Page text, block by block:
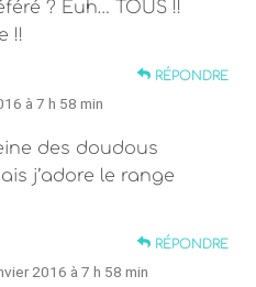
? Euh… TOUS !!
!!
RÉPONDRE
à 7 h 58 min
des doudous
j’adore le range
RÉPONDRE
2016 à 7 h 58 min